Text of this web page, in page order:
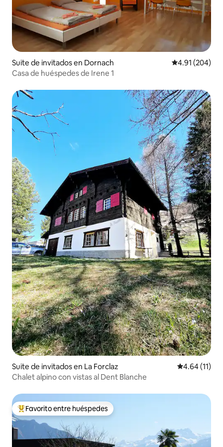
Suite de invitados en Dornach Calificación
4.91 (204)
Casa de huéspedes de Irene 1
Suite de invitados en La Forclaz Calificación
4.64 (11)
Chalet alpino con vistas al Dent Blanche
Favorito entre huéspedes preferido
Favorito entre huéspedes